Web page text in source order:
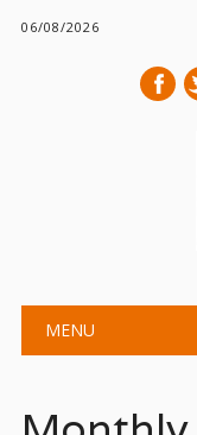
06/08/2026
Main
MENU